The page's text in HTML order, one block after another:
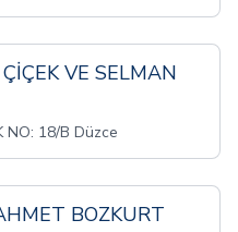
VE SELMAN
NO: 18/B Düzce
BOZKURT